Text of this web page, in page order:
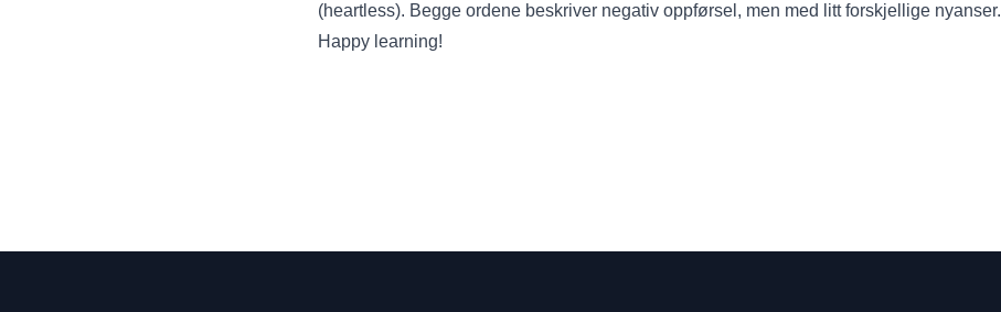
(heartless). Begge ordene beskriver negativ oppførsel, men med litt forskjellige nyanser.
Happy learning!